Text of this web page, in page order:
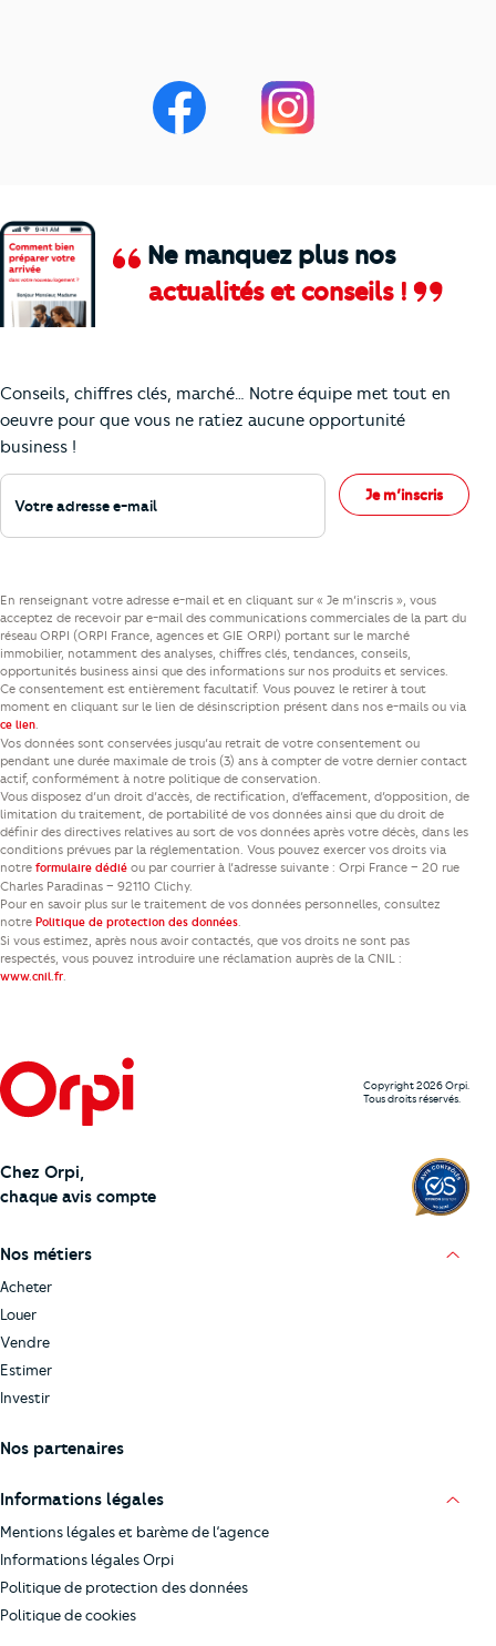
Ne manquez plus nos
actualités et conseils !
Conseils, chiffres clés, marché… Notre équipe met tout en
oeuvre pour que vous ne ratiez aucune opportunité
business !
Votre adresse e-mail
Je m’inscris
En renseignant votre adresse e-mail et en cliquant sur « Je m’inscris », vous
acceptez de recevoir par e-mail des communications commerciales de la part du
réseau ORPI (ORPI France, agences et GIE ORPI) portant sur le marché
immobilier, notamment des analyses, chiffres clés, tendances, conseils,
opportunités business ainsi que des informations sur nos produits et services.
Ce consentement est entièrement facultatif. Vous pouvez le retirer à tout
moment en cliquant sur le lien de désinscription présent dans nos e-mails ou via
ce lien.
Vos données sont conservées jusqu’au retrait de votre consentement ou
pendant une durée maximale de trois (3) ans à compter de votre dernier contact
actif, conformément à notre politique de conservation.
Vous disposez d’un droit d’accès, de rectification, d’effacement, d’opposition, de
limitation du traitement, de portabilité de vos données ainsi que du droit de
définir des directives relatives au sort de vos données après votre décès, dans les
conditions prévues par la réglementation. Vous pouvez exercer vos droits via
notre formulaire dédié ou par courrier à l’adresse suivante : Orpi France – 20 rue
Charles Paradinas – 92110 Clichy.
Pour en savoir plus sur le traitement de vos données personnelles, consultez
notre Politique de protection des données.
Si vous estimez, après nous avoir contactés, que vos droits ne sont pas
respectés, vous pouvez introduire une réclamation auprès de la CNIL :
www.cnil.fr.
Copyright 2026 Orpi.
Tous droits réservés.
Chez Orpi,
chaque avis compte
Nos métiers
Acheter
Louer
Vendre
Estimer
Investir
Nos partenaires
Informations légales
Mentions légales et barème de l’agence
Informations légales Orpi
Politique de protection des données
Politique de cookies